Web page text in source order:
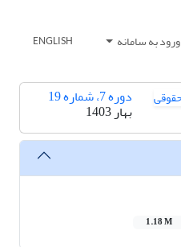
ورود به سامانه ENGLISH
دوره 7، شماره 19
بهار 1403
1.18 M